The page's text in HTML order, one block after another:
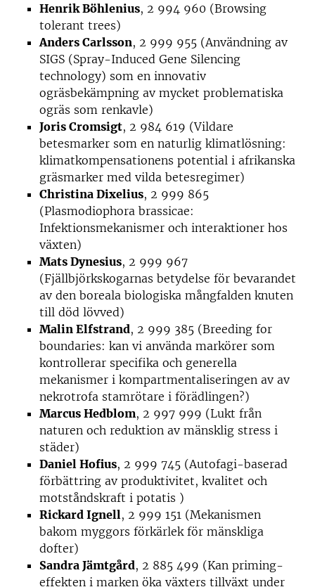
Henrik Böhlenius, 2 994 960 (Browsing
tolerant trees)
Anders Carlsson, 2 999 955 (Användning av
SIGS (Spray-Induced Gene Silencing
technology) som en innovativ
ogräsbekämpning av mycket problematiska
ogräs som renkavle)
Joris Cromsigt, 2 984 619 (Vildare
betesmarker som en naturlig klimatlösning:
klimatkompensationens potential i afrikanska
gräsmarker med vilda betesregimer)
Christina Dixelius, 2 999 865
(Plasmodiophora brassicae:
Infektionsmekanismer och interaktioner hos
växten)
Mats Dynesius, 2 999 967
(Fjällbjörkskogarnas betydelse för bevarandet
av den boreala biologiska mångfalden knuten
till död lövved)
Malin Elfstrand, 2 999 385 (Breeding for
boundaries: kan vi använda markörer som
kontrollerar specifika och generella
mekanismer i kompartmentaliseringen av av
nekrotrofa stamrötare i förädlingen?)
Marcus Hedblom, 2 997 999 (Lukt från
naturen och reduktion av mänsklig stress i
städer)
Daniel Hofius, 2 999 745 (Autofagi-baserad
förbättring av produktivitet, kvalitet och
motståndskraft i potatis )
Rickard Ignell, 2 999 151 (Mekanismen
bakom myggors förkärlek för mänskliga
dofter)
Sandra Jämtgård, 2 885 499 (Kan priming-
effekten i marken öka växters tillväxt under